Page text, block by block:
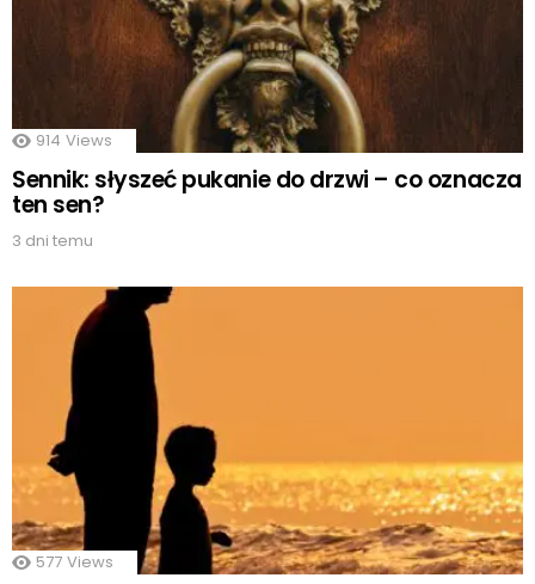
914 Views
Sennik: słyszeć pukanie do drzwi – co oznacza
ten sen?
3 dni temu
577 Views